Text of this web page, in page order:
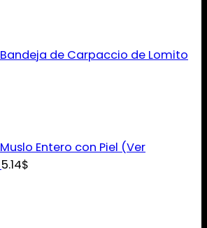
Bandeja de Carpaccio de Lomito
Muslo Entero con Piel (Ver
5.14$